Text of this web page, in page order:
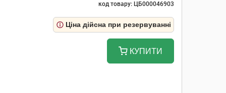
код товару: ЦБ000046903
Ціна дійсна при резервуванні
КУПИТИ